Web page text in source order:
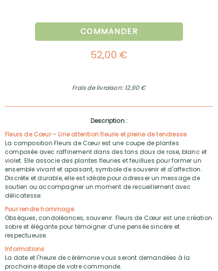
COMMANDER
52,00 €
Frais de livraison: 12,90 €
Description :
Fleurs de Cœur – Une attention fleurie et pleine de tendresse
La composition Fleurs de Cœur est une coupe de plantes
composée avec raffinement dans des tons doux de rose, blanc et
violet. Elle associe des plantes fleuries et feuillues pour former un
ensemble vivant et apaisant, symbole de souvenir et d'affection.
Discrète et durable, elle est idéale pour adresser un message de
soutien ou accompagner un moment de recueillement avec
délicatesse.
Pour rendre hommage
Obsèques, condoléances, souvenir. Fleurs de Cœur est une création
sobre et élégante pour témoigner d’une pensée sincère et
respectueuse.
Informations
La date et l'heure de cérémonie vous seront demandées à la
prochaine étape de votre commande.